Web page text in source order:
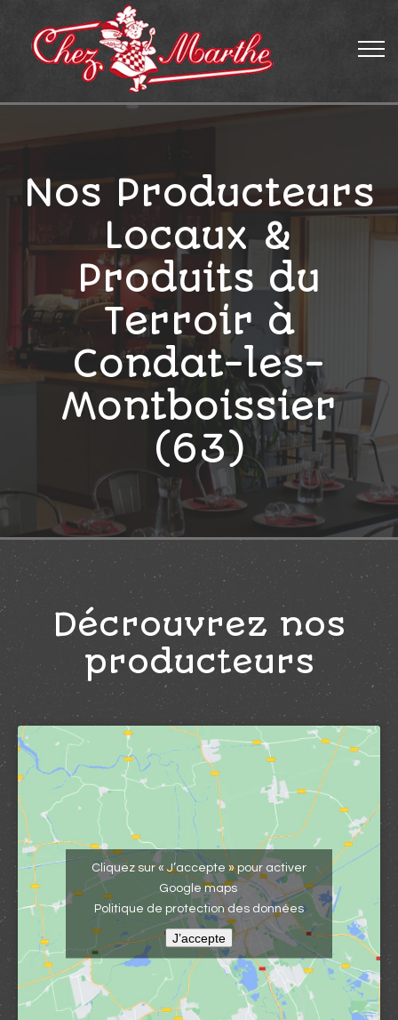
Nos Producteurs
Locaux &
Produits du
Terroir à
Condat-les-
Montboissier
(63)
Décrouvrez nos
producteurs
Cliquez sur « J’accepte » pour activer
Google maps
Politique de protection des données
J’accepte